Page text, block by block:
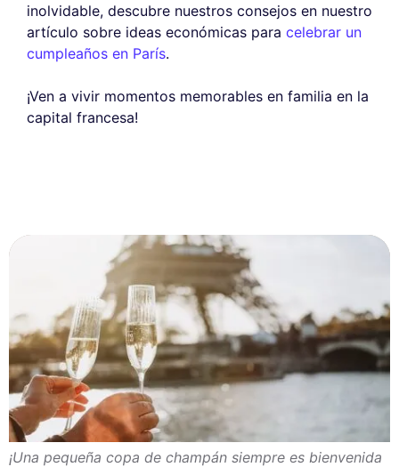
inolvidable, descubre nuestros consejos en nuestro
artículo sobre ideas económicas para celebrar un
cumpleaños en París.
¡Ven a vivir momentos memorables en familia en la
capital francesa!
¡Una pequeña copa de champán siempre es bienvenida